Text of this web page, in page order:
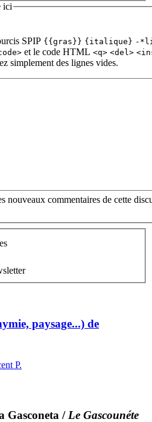
ici
SPIP {{gras}} {italique} -
et le code HTML <q> <del>
simplement des lignes vides.
nouveaux commentaires de cette
paysage...) de
P.
Gasconeta / Le Gascounéte